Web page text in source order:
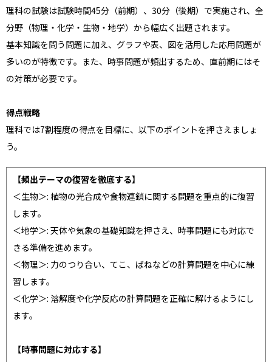
理科の試験は試験時間45分（前期）、30分（後期）で実施され、全
分野（物理・化学・生物・地学）から幅広く出題されます。
基本知識を問う問題に加え、グラフや表、図を活用した応用問題が
多いのが特徴です。また、時事問題が頻出するため、直前期にはそ
の対策が必要です。
得点戦略
理科では7割程度の得点を目標に、以下のポイントを押さえましょ
う。
【頻出テーマの復習を徹底する】
＜生物＞: 植物の光合成や食物連鎖に関する問題を重点的に復習
します。
＜地学＞: 天体や気象の基礎知識を押さえ、時事問題にも対応で
きる準備を進めます。
＜物理＞: 力のつり合い、てこ、ばねなどの計算問題を中心に練
習します。
＜化学＞: 溶解度や化学反応の計算問題を正確に解けるようにし
ます。
【時事問題に対応する】